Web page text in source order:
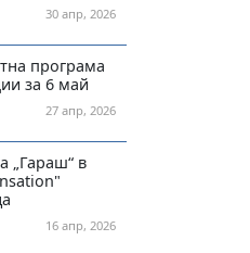
30 апр, 2026
програма
за 6 май
27 апр, 2026
„Гараш“ в
16 апр, 2026